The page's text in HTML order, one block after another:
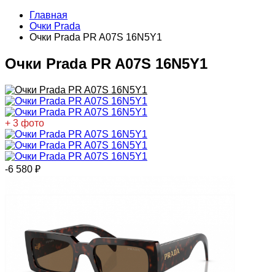
Главная
Очки Prada
Очки Prada PR A07S 16N5Y1
Очки Prada PR A07S 16N5Y1
+ 3 фото
-6 580 ₽